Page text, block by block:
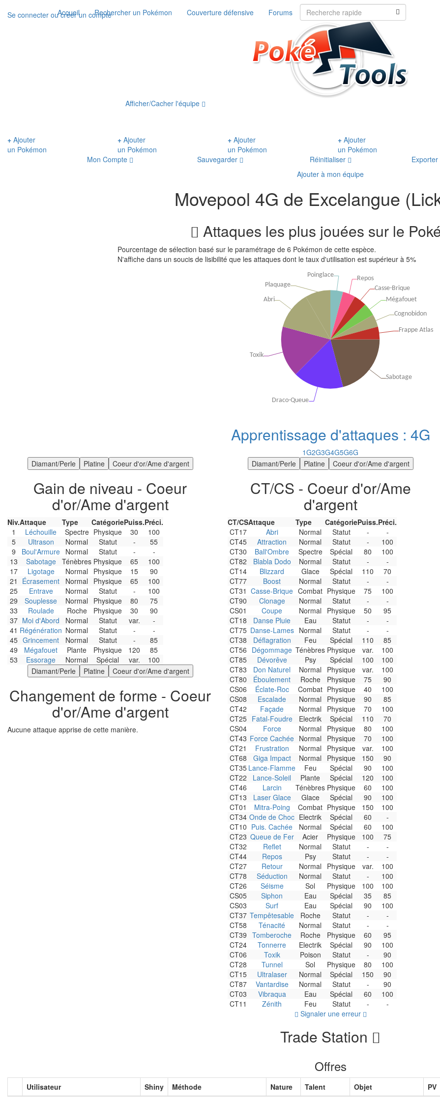
Accueil Rechercher un Pokémon Couverture défensive Forums
Se connecter ou créer un compte
Afficher/Cacher l'équipe
+ Ajouter
un Pokémon
+ Ajouter
un Pokémon
+ Ajouter
un Pokémon
+ Ajouter
un Pokémon
Mon Compte
Sauvegarder Réinitialiser
Ajouter à mon équipe
Movepool 4G de Excelangue
Attaques les plus jouées sur le
Pourcentage de sélection basé sur le paramétrage de 6 Pokémon de cette espèce.
N'affiche dans un soucis de lisibilité que les attaques dont le taux d'utilisation est supérieur à 5%
Apprentissage d'attaques : 4G
1G2G3G4G5G6G
Gain de niveau - Coeur
d'or/Ame d'argent
Niv.Attaque Type CatégoriePuiss.Préci.
1
Léchouille Spectre Physique 30
100
5
Ultrason Normal Statut -
55
9
Boul'Armure Normal Statut -
-
13
Sabotage Ténèbres Physique 65
100
17
Ligotage Normal Physique 15
90
21
Écrasement Normal Physique 65
100
25
Entrave Normal Statut -
100
29
Souplesse Normal Physique 80
75
33
Roulade Roche Physique 30
90
37 Moi d'Abord Normal Statut var.
-
41 Régénération Normal Statut -
-
45 Grincement Normal Statut -
85
49
Mégafouet Plante Physique 120
85
53
Essorage Normal Spécial var. 100
Changement de forme - Coeur
d'or/Ame d'argent
Aucune attaque apprise de cette manière.
CT/CS - Coeur d'or/Ame
d'argent
CT/CSAttaque Type CatégoriePuiss.Préci.
CT17
Abri Normal Statut -
-
CT45
Attraction Normal Statut -
100
CT30
Ball'Ombre Spectre Spécial 80
100
CT82
Blabla Dodo Normal Statut -
-
CT14
Blizzard Glace Spécial 110
70
CT77
Boost Normal Statut -
-
CT31 Casse-Brique Combat Physique 75
100
CT90
Clonage Normal Statut -
-
CS01
Coupe Normal Physique 50
95
CT18
Danse Pluie Eau Statut -
-
CT75 Danse-Lames Normal Statut -
-
CT38
Déflagration Feu Spécial 110
85
CT56 Dégommage Ténèbres Physique var.
100
CT85
Dévorêve Psy Spécial 100
100
CT83
Don Naturel Normal Physique var.
100
CT80
Éboulement Roche Physique 75
90
CS06
Éclate-Roc Combat Physique 40
100
CS08
Escalade Normal Physique 90
85
CT42
Façade Normal Physique 70
100
CT25 Fatal-Foudre Electrik Spécial 110
70
CS04
Force Normal Physique 80
100
CT43 Force Cachée Normal Physique 70
100
CT21
Frustration Normal Physique var.
100
CT68
Giga Impact Normal Physique 150
90
CT35 Lance-Flamme Feu Spécial 90
100
CT22
Lance-Soleil Plante Spécial 120
100
CT46
Larcin Ténèbres Physique 60
100
CT13
Laser Glace Glace Spécial 90
100
CT01
Mitra-Poing Combat Physique 150
100
CT34 Onde de Choc Electrik Spécial 60
-
CT10 Puis. Cachée Normal Spécial 60
100
CT23 Queue de Fer Acier Physique 100
75
CT32
Reflet Normal Statut -
-
CT44
Repos Psy Statut -
-
CT27
Retour Normal Physique var.
100
CT78
Séduction Normal Statut -
100
CT26
Séisme Sol Physique 100
100
CS05
Siphon Eau Spécial 35
85
CS03
Surf Eau Spécial 90
100
CT37 Tempêtesable Roche Statut -
-
CT58
Ténacité Normal Statut -
-
CT39 Tomberoche Roche Physique 60
95
CT24
Tonnerre Electrik Spécial 90
100
CT06
Toxik Poison Statut -
90
CT28
Tunnel Sol Physique 80
100
CT15
Ultralaser Normal Spécial 150
90
CT87
Vantardise Normal Statut -
90
CT03
Vibraqua Eau Spécial 60
100
CT11
Zénith Feu Statut - -
Signaler une erreur
Trade Station
Offres
Utilisateur Shiny Méthode Nature Talent Objet PV